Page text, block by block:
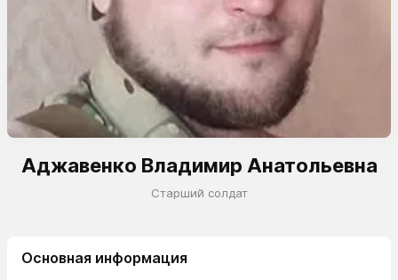
Аджавенко Владимир Анатольевна
Старший солдат
Основная информация